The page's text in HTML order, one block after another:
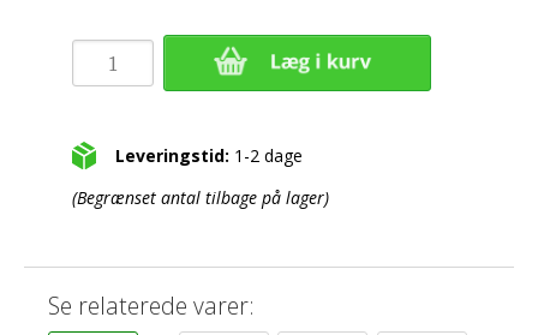
Leveringstid: 1-2 dage
(Begrænset antal tilbage på lager)
Se relaterede varer: